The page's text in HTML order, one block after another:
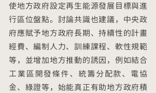
使地方政府設定再生能源發展目標與進
行區位盤點。討論共識也建議，中央政
府應賦予地方政府長期、持續性的計畫
經費、編制人力、訓練課程、軟性規範
等，並增加地方推動的誘因，例如結合
工業區開發條件、統籌分配款、電協
金、綠證等，始能真正有助地方政府積